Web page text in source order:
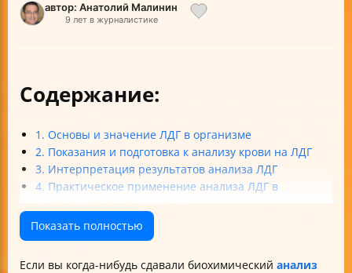
автор: Анатолий Малинин
9 лет в журналистике
Содержание:
1. Основы и значение ЛДГ в организме
2. Показания и подготовка к анализу крови на ЛДГ
3. Интерпретация результатов анализа ЛДГ
4. Практическое применение анализа ЛДГ в
Итоги и советы
Показать полностью
Если вы когда-нибудь сдавали биохимический анализ